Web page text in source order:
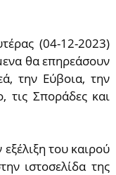
(04-12-2023)
θα επηρεάσουν
την Εύβοια, την
τις Σποράδες και
του καιρού
ιστοσελίδα της